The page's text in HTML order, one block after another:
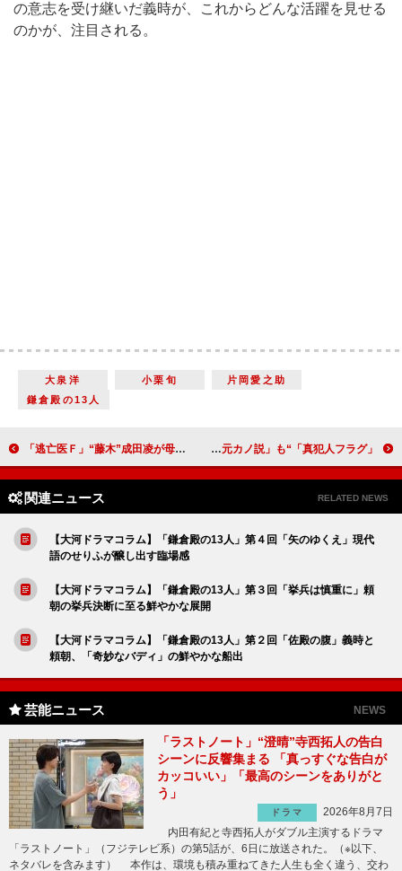
の意志を受け継いだ義時が、これからどんな活躍を見せる
のかが、注目される。
大泉洋 小栗旬
片岡愛之助
鎌倉殿の13人
「逃亡医Ｆ」“藤木”成田凌が母犬の命を救う 「ワンちゃんが名演技過ぎて泣いた」 「真犯人フラグ」“光莉”原菜乃華の失踪理由が判明 「プロキシマの金城が怪しい」「瑞穂が林の元カノ説」も
関連ニュース RELATED NEWS
【大河ドラマコラム】「鎌倉殿の13人」第４回「矢のゆくえ」現代
語のせりふが醸し出す臨場感
【大河ドラマコラム】「鎌倉殿の13人」第３回「挙兵は慎重に」頼
朝の挙兵決断に至る鮮やかな展開
【大河ドラマコラム】「鎌倉殿の13人」第２回「佐殿の腹」義時と
頼朝、「奇妙なバディ」の鮮やかな船出
芸能ニュース NEWS
「ラストノート」“澄晴”寺西拓人の告白
シーンに反響集まる 「真っすぐな告白が
カッコいい」「最高のシーンをありがと
う」
ドラマ
2026年8月7日
内田有紀と寺西拓人がダブル主演するドラマ
「ラストノート」（フジテレビ系）の第5話が、6日に放送された。（※以下、
ネタバレを含みます） 本作は、環境も積み重ねてきた人生も全く違う、交わ